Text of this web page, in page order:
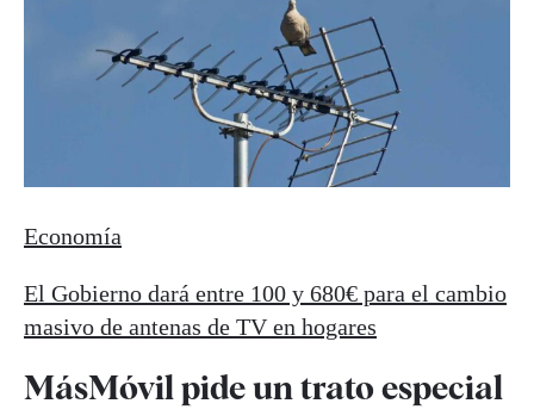
Economía
El Gobierno dará entre 100 y 680€ para el cambio
masivo de antenas de TV en hogares
MásMóvil pide un trato especial